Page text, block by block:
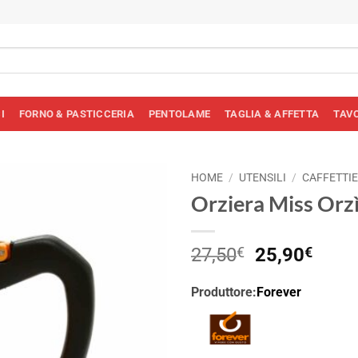
FORNO & PASTICCERIA PENTOLAME TAGLIA & AFFETTA
HOME / UTENSILI /
Orziera Miss
27,50€
Il
originale
25,90€Il
Produttore:Forever